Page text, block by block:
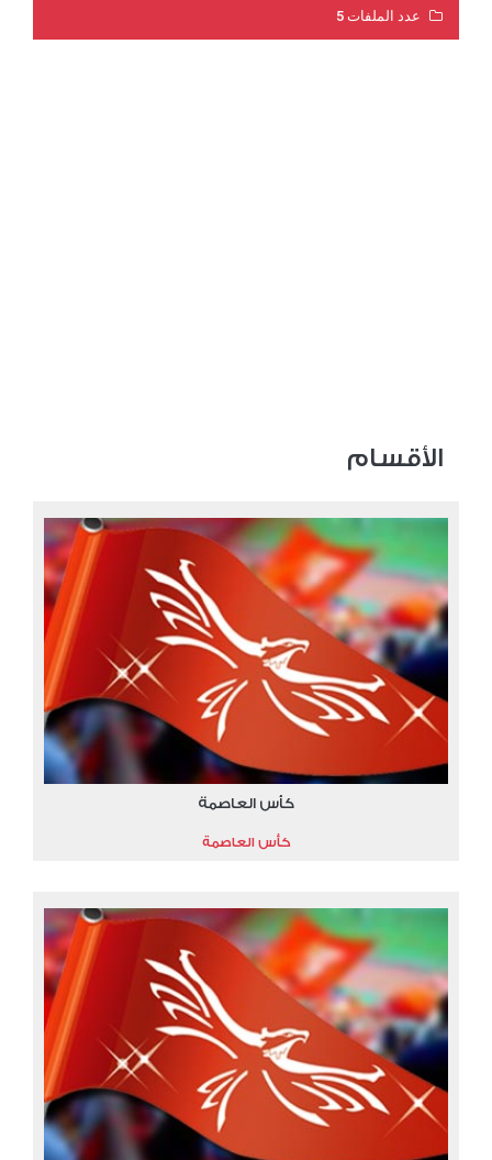
عدد الملفات 5
الأقسام
كأس العاصمة
كأس العاصمة